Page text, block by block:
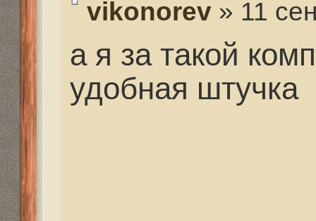
Вернуться в Снаряжение
Структура сайта Все о 555hf.tv Правила